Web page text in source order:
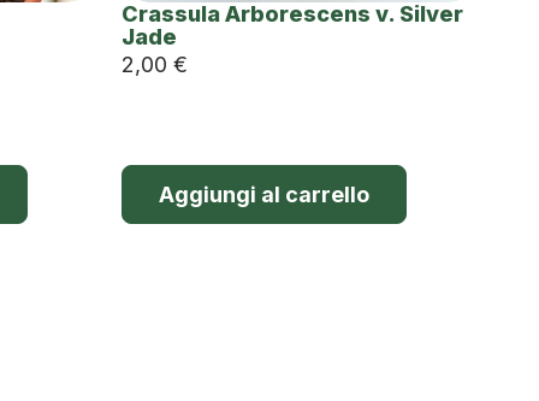
Crassula Arborescens v. Silver
Jade
2,00 €
Aggiungi al carrello